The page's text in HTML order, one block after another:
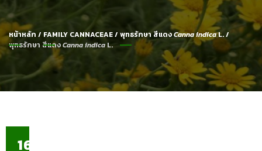
หน้าหลัก / FAMILY CANNACEAE/ พุทธรักษา สีแดงCanna indicaL./
พุทธรักษา สีแดงCanna indica L.
16